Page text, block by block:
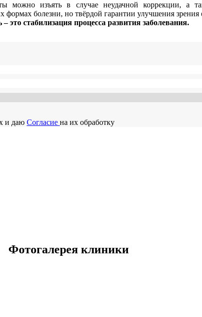
можно изъять в случае неудачной коррекции, а
болезни, но твёрдой гарантии улучшения зрения
это стабилизация процесса развития заболевания.
и даю Согласие на их обработку
Фотогалерея клиники